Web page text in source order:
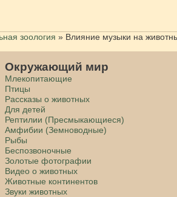
зоология » Влияние музыки на
Окружающий мир
Млекопитающие
Птицы
Рассказы о животных
Для детей
Рептилии (Пресмыкающиеся)
Амфибии (Земноводные)
Рыбы
Беспозвоночные
Золотые фотографии
Видео о животных
Животные континентов
Звуки животных